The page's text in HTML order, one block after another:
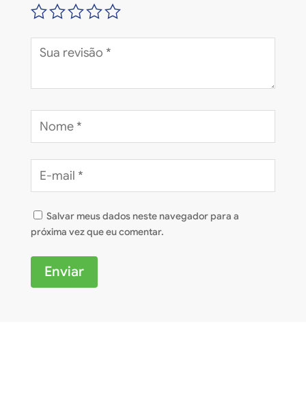
Salvar meus dados neste navegador para a
próxima vez que eu comentar.
Enviar